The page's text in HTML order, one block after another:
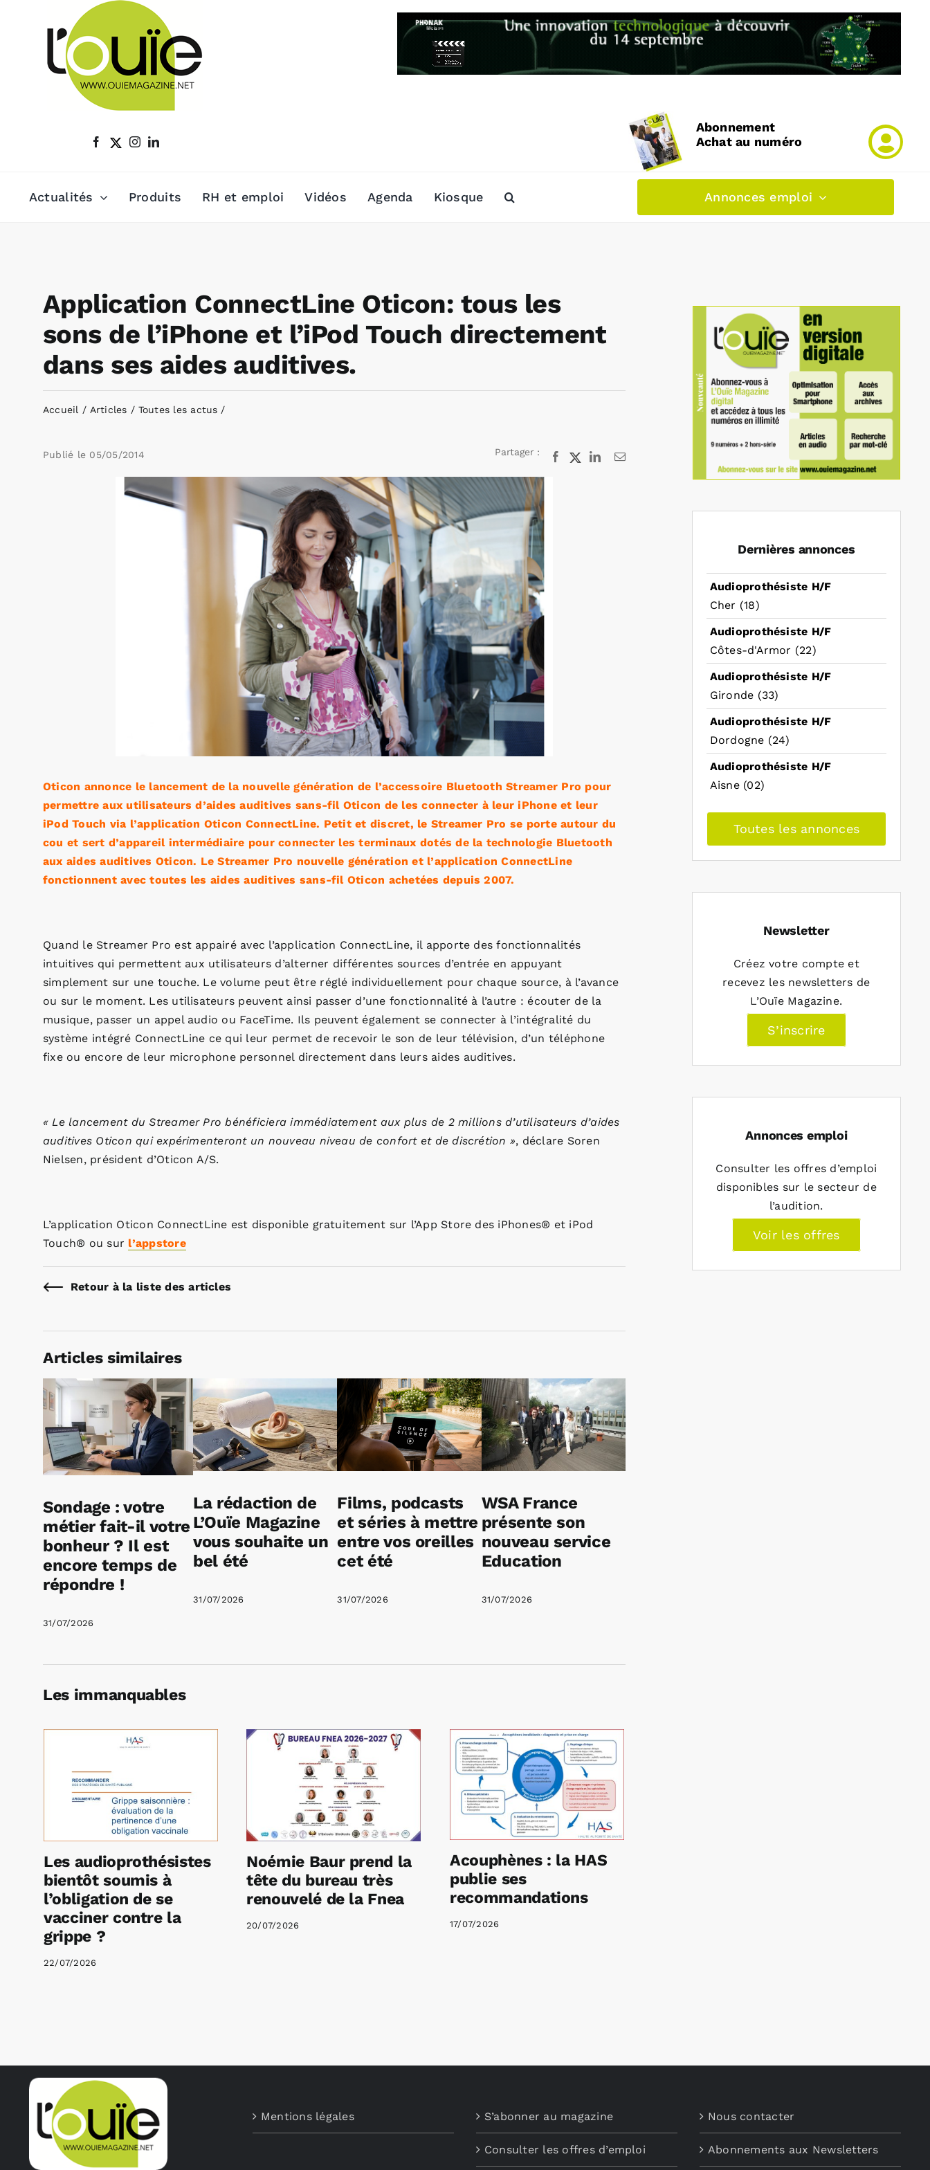
Abonnement
Achat au numéro
Actualités Produits RH et emploi Vidéos Agenda Kiosque Annonces emploi
Application ConnectLine Oticon: tous les
sons de l’iPhone et l’iPod Touch directement
dans ses aides auditives.
Accueil Articles Toutes les actus
Publié le 05/05/2014 Partager : Facebook
X LinkedInEmail
Oticon annonce le lancement de la nouvelle génération de l’accessoire Bluetooth Streamer Pro pour
permettre aux utilisateurs d’aides auditives sans-fil Oticon de les connecter à leur iPhone et leur
iPod Touch via l’application Oticon ConnectLine. Petit et discret, le Streamer Pro se porte autour du
cou et sert d’appareil intermédiaire pour connecter les terminaux dotés de la technologie Bluetooth
aux aides auditives Oticon. Le Streamer Pro nouvelle génération et l’application ConnectLine
fonctionnent avec toutes les aides auditives sans-fil Oticon achetées depuis 2007.
Quand le Streamer Pro est appairé avec l’application ConnectLine, il apporte des fonctionnalités
intuitives qui permettent aux utilisateurs d’alterner différentes sources d’entrée en appuyant
simplement sur une touche. Le volume peut être réglé individuellement pour chaque source, à l’avance
ou sur le moment. Les utilisateurs peuvent ainsi passer d’une fonctionnalité à l’autre : écouter de la
musique, passer un appel audio ou FaceTime. Ils peuvent également se connecter à l’intégralité du
système intégré ConnectLine ce qui leur permet de recevoir le son de leur télévision, d’un téléphone
fixe ou encore de leur microphone personnel directement dans leurs aides auditives.
« Le lancement du Streamer Pro bénéficiera immédiatement aux plus de 2 millions d’utilisateurs d’aides
auditives Oticon qui expérimenteront un nouveau niveau de confort et de discrétion », déclare Soren
Nielsen, président d’Oticon A/S.
L’application Oticon ConnectLine est disponible gratuitement sur l’App Store des iPhones® et iPod
Touch® ou sur l’appstore
Retour à la liste des articles
Articles similaires
Sondage : votre
métier fait-il votre
bonheur ? Il est
encore temps de
répondre !
31/07/2026
La rédaction de
L’Ouïe Magazine
vous souhaite un
bel été
31/07/2026
Films, podcasts
et séries à mettre
entre vos oreilles
cet été
31/07/2026
WSA France
présente son
nouveau service
Education
31/07/2026
Les immanquables
Les audioprothésistes
bientôt soumis à
l’obligation de se
vacciner contre la
grippe ?
22/07/2026
Noémie Baur prend la
tête du bureau très
renouvelé de la Fnea
20/07/2026
Acouphènes : la HAS
publie ses
recommandations
17/07/2026
Dernières annonces
Audioprothésiste H/F
Cher (18)
Audioprothésiste H/F
Côtes-d'Armor (22)
Audioprothésiste H/F
Gironde (33)
Audioprothésiste H/F
Dordogne (24)
Audioprothésiste H/F
Aisne (02)
Toutes les annonces
Newsletter
Créez votre compte et
recevez les newsletters de
L’Ouïe Magazine.
S’inscrire
Annonces emploi
Consulter les offres d’emploi
disponibles sur le secteur de
l’audition.
Voir les offres
Mentions légales S’abonner au magazine
Consulter les offres d’emploi
Nous contacter
Abonnements aux Newsletters